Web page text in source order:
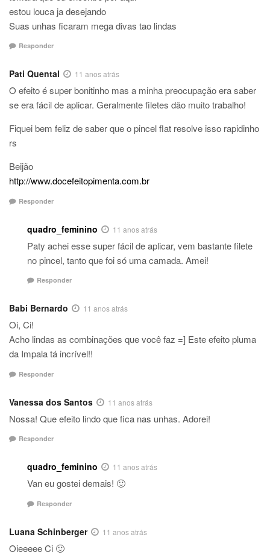
estou louca ja desejando
Suas unhas ficaram mega divas tao lindas
Responder
Pati Quental 11 anos atrás
O efeito é super bonitinho mas a minha preocupação era saber
se era fácil de aplicar. Geralmente filetes dão muito trabalho!
Fiquei bem feliz de saber que o pincel flat resolve isso rapidinho
rs
Beijão
http://www.docefeitopimenta.com.br
Responder
quadro_feminino 11 anos atrás
Paty achei esse super fácil de aplicar, vem bastante filete
no pincel, tanto que foi só uma camada. Amei!
Responder
Babi Bernardo 11 anos atrás
Oi, Ci!
Acho lindas as combinações que você faz =] Este efeito pluma
da Impala tá incrível!!
Responder
Vanessa dos Santos 11 anos atrás
Nossa! Que efeito lindo que fica nas unhas. Adorei!
Responder
quadro_feminino 11 anos atrás
Van eu gostei demais! 🙂
Responder
Luana Schinberger 11 anos atrás
Oieeeee Ci 🙂